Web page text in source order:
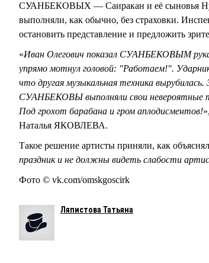
СУАНБЕКОВЫХ — Саиракан и её сыновья
выполняли, как обычно, без страховки.
остановить представление и предложить
«Иван Олегович показал СУАНБЕКОВЫМ
упрямо мотнул головой: "Работаем!".
что другая музыкальная техника
СУАНБЕКОВЫ выполняли свои невероятные
Под грохот барабана и гром аплодисментов!
Наталья ЯКОВЛЕВА.
Такое решение артисты приняли, как
праздник и не должны видеть слабости
Фото © vk.com/omskgoscirk
Ляпистова Татьяна